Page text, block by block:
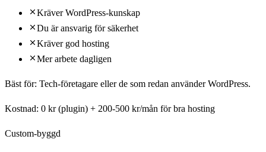
Kräver WordPress-kunskap
Du är ansvarig för säkerhet
Kräver god hosting
Mer arbete dagligen
Bäst för: Tech-företagare eller de som redan använder WordPress.
Kostnad: 0 kr (plugin) + 200-500 kr/mån för bra hosting
Custom-byggd